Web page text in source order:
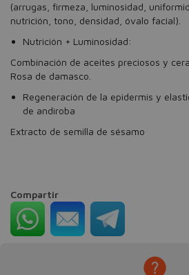
(arrugas, firmeza, luminosidad,
nutrición, tono, densidad, óvalo facial).
Nutrición + Luminosidad:
Combinación de aceites preciosos y
Rosa de damasco.
Regeneración de la epidermis y
de andiroba
Extracto de semilla de sésamo
Compartir